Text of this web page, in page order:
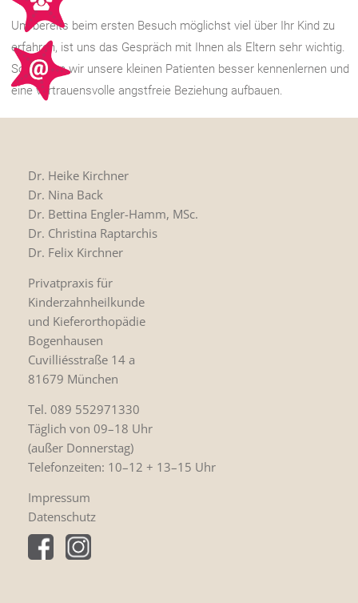
Um bereits beim ersten Besuch möglichst viel über Ihr Kind zu
erfahren, ist uns das Gespräch mit Ihnen als Eltern sehr wichtig.
So können wir unsere kleinen Patienten besser kennenlernen und
eine vertrauensvolle angstfreie Beziehung aufbauen.
Dr. Heike Kirchner
Dr. Nina Back
Dr. Bettina Engler-Hamm, MSc.
Dr. Christina Raptarchis
Dr. Felix Kirchner
Privatpraxis für
Kinderzahnheilkunde
und Kieferorthopädie
Bogenhausen
Cuvilliésstraße 14 a
81679 München
Tel. 089 552971330
Täglich von 09–18 Uhr
(außer Donnerstag)
Telefonzeiten: 10–12 + 13–15 Uhr
Impressum
Datenschutz